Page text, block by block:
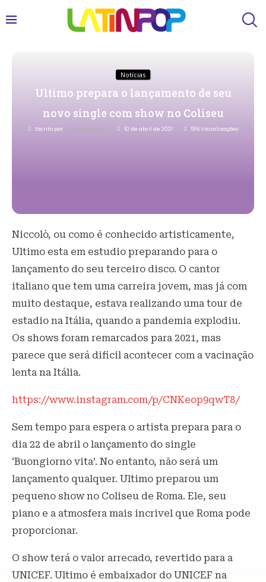
Notícias
Ultimo prepara o lançamento de seu
novo single com show no Coliseu
Escrito por Priscila Bertozzi 10 de abril de 2021 516Visualizações
Niccolò, ou como é conhecido artisticamente,
Ultimo esta em estudio preparando para o
lançamento do seu terceiro disco. O cantor
italiano que tem uma carreira jovem, mas já com
muito destaque, estava realizando uma tour de
estadio na Itália, quando a pandemia explodiu.
Os shows foram remarcados para 2021, mas
parece que será dificil acontecer com a vacinação
lenta na Itália.
https://www.instagram.com/p/CNKeop9qwT8/
Sem tempo para espera o artista prepara para o
dia 22 de abril o lançamento do single
‘Buongiorno vita’. No entanto, não será um
lançamento qualquer. Ultimo preparou um
pequeno show no Coliseu de Roma. Ele, seu
piano e a atmosfera mais incrivel que Roma pode
proporcionar.
O show terá o valor arrecado, revertido para a
UNICEF. Ultimo é embaixador do UNICEF na